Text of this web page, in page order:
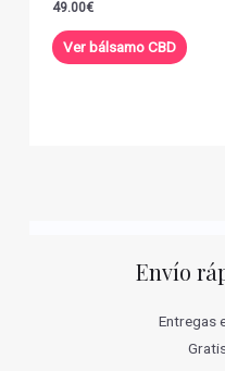
Valorado con
de 5
49.00€
Ver bálsamo CBD
Envío
Entregas